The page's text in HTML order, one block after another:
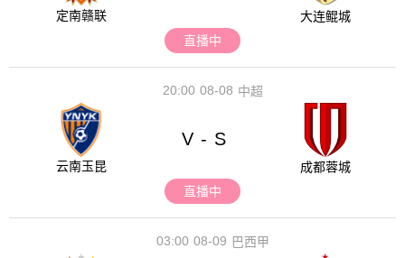
定南赣联
大连鲲城
直播中
08-08
20:00 中超
云南玉昆
V - S
成都蓉城
直播中
08-09
03:00 巴西甲